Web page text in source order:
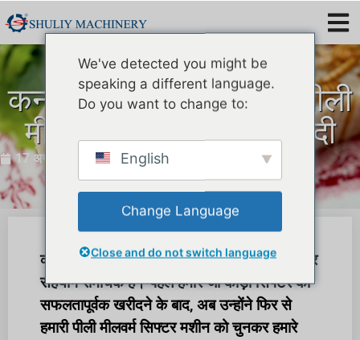
कनाडाई ग्राहक ने फिर से पीली
मीलवर्म सिफ्टर मशीन खरीदी
17 अगस्त 2023
कनाडा में एक विशेष कीट पालन कंपनी के साथ निरंतर
सहयोग रोमांचक है। पहले हमारे जौ कीड़ा सिफ्टर को
सफलतापूर्वक खरीदने के बाद, अब उन्होंने फिर से
हमारी पीली मीलवर्म सिफ्टर मशीन को चुनकर हमारे
We've detected you might be
speaking a different language.
Do you want to change to:
English
Change Language
Close and do not switch language